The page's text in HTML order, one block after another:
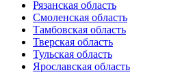
Рязанская область
Смоленская область
Тамбовская область
Тверская область
Тульская область
Ярославская область